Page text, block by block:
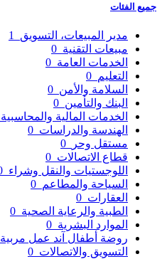
جميع الفئات
مدير المبيعات، التسويق
مبيعات التقنية
الخدمات العامة
التعليم
السلامة والأمن
البنك والتأمين
الخدمات المالية والمحاسبية
الهندسة والدراسات
مستقل وحر
قطاع الاتصالات
اللوجستيات والنقل وشراء
السياحة والمطاعم
العقارات
الطبية والرعاية الصحية
الموارد البشرية
روضة أطفال آند عمل مربية
التسويق والاتصالات